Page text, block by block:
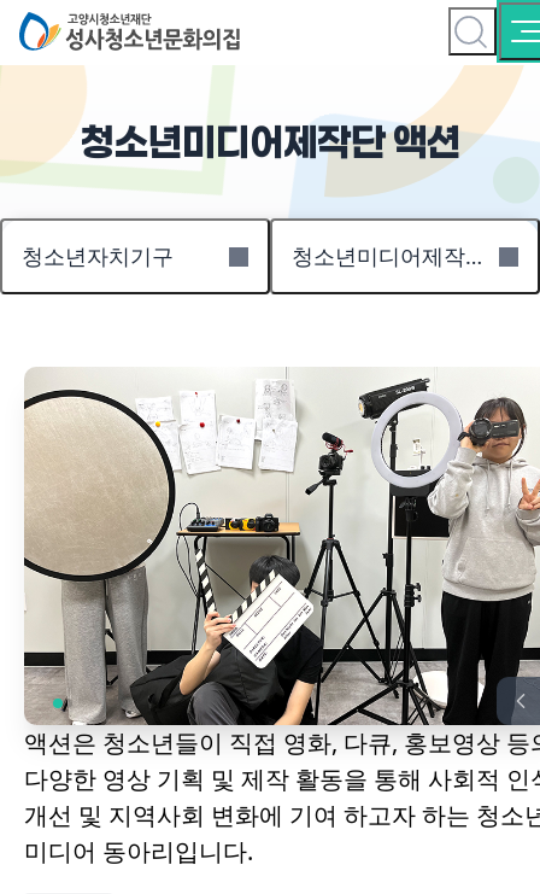
청소년미디어제작단 액션
청소년자치기구 청소년미디어제작단 액션
액션은 청소년들이 직접 영화, 다큐, 홍보영상 등
다양한 영상 기획 및 제작 활동을 통해 사회적 인
개선 및 지역사회 변화에 기여 하고자 하는 청소
미디어 동아리입니다.